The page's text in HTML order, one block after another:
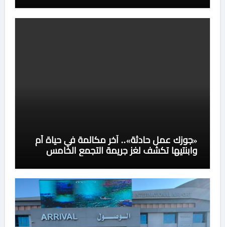
«جوزك عمل حادثة».. آخر مكالمة في حياة أم
وابنتيها تكشف لغز جريمة التجمع الخامس